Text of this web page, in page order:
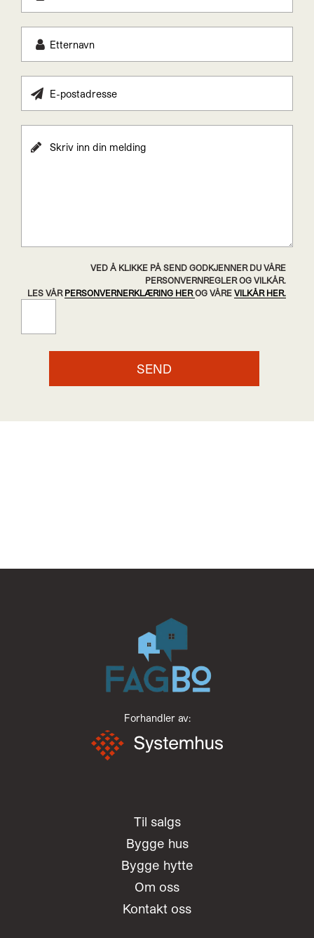
VED Å KLIKKE PÅ SEND GODKJENNER DU VÅRE
PERSONVERNREGLER OG VILKÅR.
LES VÅR PERSONVERNERKLÆRING HEROG VÅRE VILKÅR HER.
Forhandler av:
Til salgs
Bygge hus
Bygge hytte
Om oss
Kontakt oss